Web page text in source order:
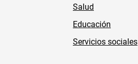
Salud
Educación
Servicios sociales